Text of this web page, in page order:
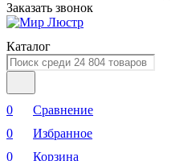
Заказать звонок
Каталог
0
Сравнение
0
Избранное
0
Корзина